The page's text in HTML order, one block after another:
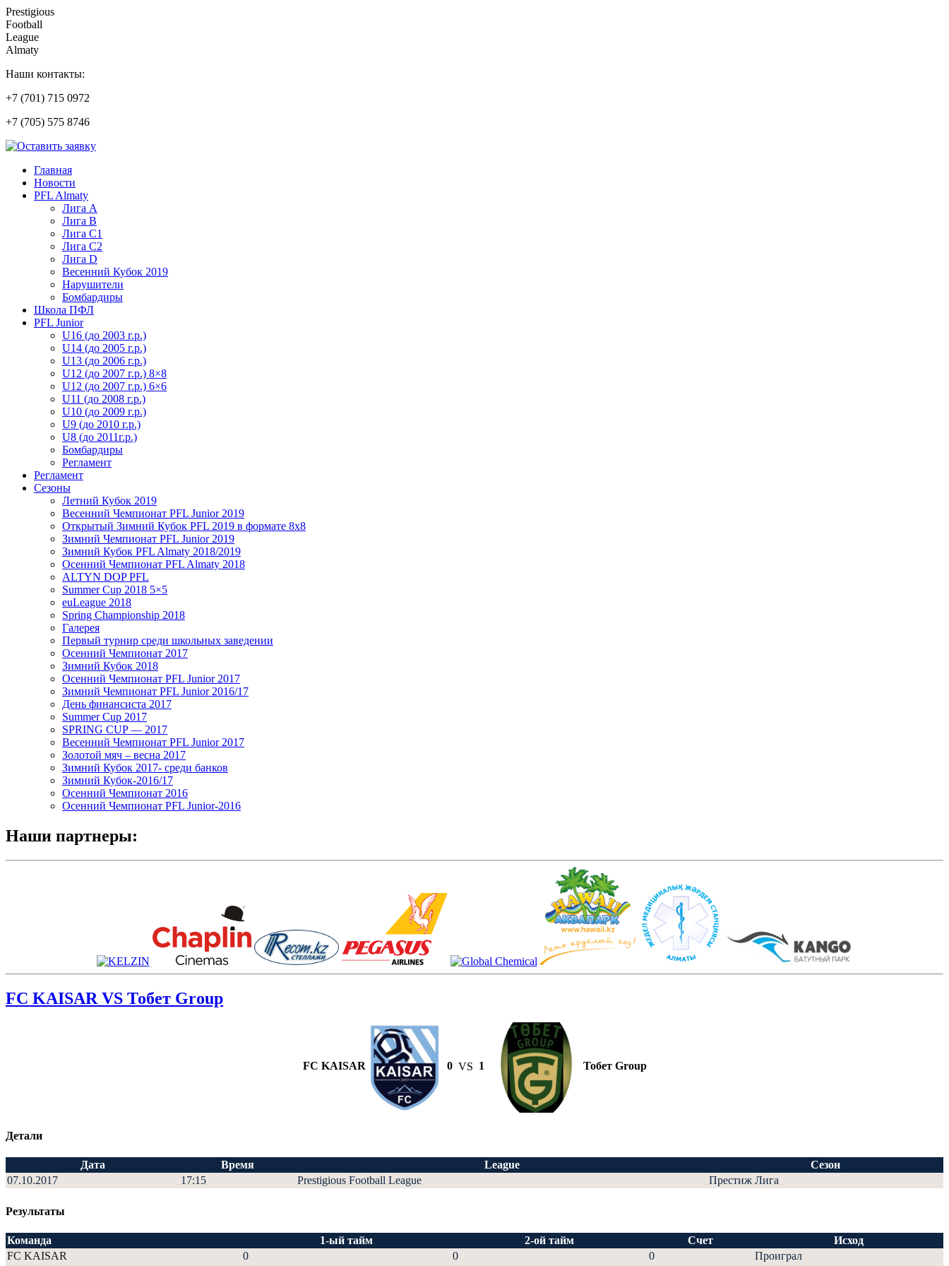
Prestigious
Football
League
Almaty
Наши контакты:
+7 (701) 715 0972
+7 (705) 575 8746
Главная
Новости
PFL Almaty
Лига A
Лига В
Лига С1
Лига С2
Лига D
Весенний Кубок 2019
Нарушители
Бомбардиры
Школа ПФЛ
PFL Junior
U16 (до 2003 г.р.)
U14 (до 2005 г.р.)
U13 (до 2006 г.р.)
U12 (до 2007 г.р.) 8×8
U12 (до 2007 г.р.) 6×6
U11 (до 2008 г.р.)
U10 (до 2009 г.р.)
U9 (до 2010 г.р.)
U8 (до 2011г.р.)
Бомбардиры
Регламент
Регламент
Сезоны
Летний Кубок 2019
Весенний Чемпионат PFL Junior 2019
Открытый Зимний Кубок PFL 2019 в формате 8х8
Зимний Чемпионат PFL Junior 2019
Зимний Кубок PFL Almaty 2018/2019
Осенний Чемпионат PFL Almaty 2018
ALTYN DOP PFL
Summer Cup 2018 5×5
euLeague 2018
Spring Championship 2018
Галерея
Первый турнир среди школьных заведении
Осенний Чемпионат 2017
Зимний Кубок 2018
Осенний Чемпионат PFL Junior 2017
Зимний Чемпионат PFL Junior 2016/17
День финансиста 2017
Summer Cup 2017
SPRING CUP — 2017
Весенний Чемпионат PFL Junior 2017
Золотой мяч – весна 2017
Зимний Кубок 2017- среди банков
Зимний Кубок-2016/17
Осенний Чемпионат 2016
Осенний Чемпионат PFL Junior-2016
Наши партнеры:
FC KAISAR VS Тобет Group
FC KAISAR 0 VS 1 Тобет Group
Детали
Дата Время League
Сезон
07.10.2017
17:15 Prestigious Football League Престиж Лига
Результаты
Команда 1-ый тайм 2-ой тайм Счет
Исход
FC KAISAR
0 0 0
Проиграл